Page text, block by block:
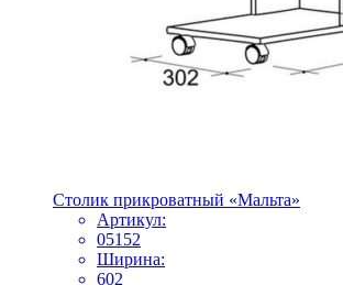
Столик прикроватный «Мальта»
Артикул:
05152
Ширина:
602